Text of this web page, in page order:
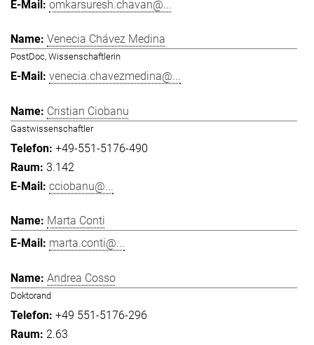
omkarsuresh.chavan@...
Venecia Chávez Medina
PostDoc, Wissenschaftlerin
venecia.chavezmedina@...
Cristian Ciobanu
Gastwissenschaftler
+49-551-5176-490
3.142
cciobanu@...
Marta Conti
marta.conti@...
Andrea Cosso
Doktorand
+49 551-5176-296
2.63